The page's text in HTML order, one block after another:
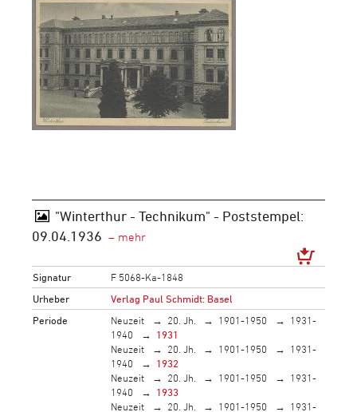
"Winterthur - Technikum" - Poststempel:
09.04.1936
Signatur
F 5068-Ka-1848
Urheber
Verlag Paul Schmidt: Basel
Periode
Neuzeit 20. Jh. 1901-1950
1931-
1940
1931
Neuzeit
20. Jh. 1901-1950
1931-
1940
1932
Neuzeit
20. Jh. 1901-1950
1931-
1940
1933
Neuzeit
20. Jh. 1901-1950
1931-